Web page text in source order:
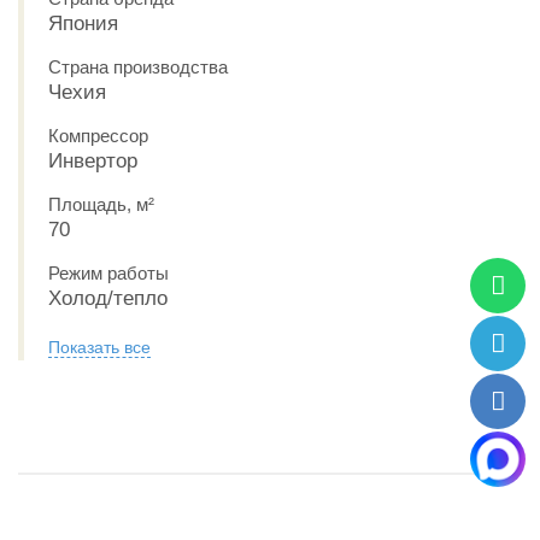
Япония
Страна производства
Чехия
Компрессор
Инвертор
Площадь, м²
70
Режим работы
Холод/тепло
Показать все